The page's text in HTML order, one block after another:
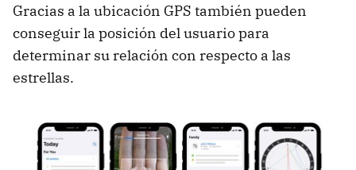
Gracias a la ubicación GPS también pueden
conseguir la posición del usuario para
determinar su relación con respecto a las
estrellas.